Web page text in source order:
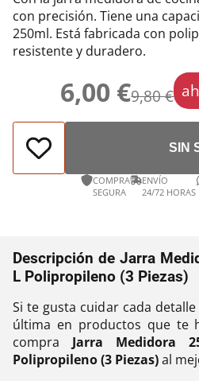
con precisión. Tiene una
250ml. Está fabricada con
resistente y duradero.
6,00 €9,80 €
SIN
COMPRA
SEGURA
ENVÍO
24/72 HORAS
Descripción de Jarra
L Polipropileno (3 Piezas)
Si te gusta cuidar cada
última en productos que te
compra Jarra
Polipropileno (3 Piezas)al